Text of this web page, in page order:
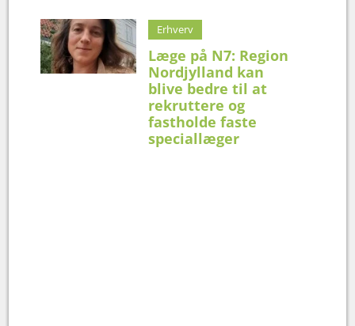
Erhverv
Læge på N7: Region
Nordjylland kan
blive bedre til at
rekruttere og
fastholde faste
speciallæger